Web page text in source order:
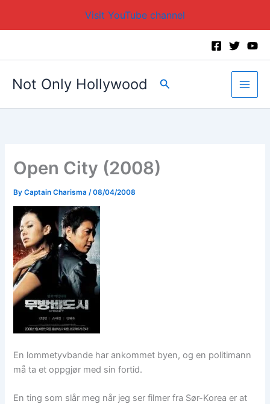
Visit YouTube channel
Not Only Hollywood Search
Open City (2008)
ByCaptain Charisma /08/04/2008
En lommetyvbande har ankommet byen, og en politimann
må ta et oppgjør med sin fortid.
En ting som slår meg når jeg ser filmer fra Sør-Korea er at